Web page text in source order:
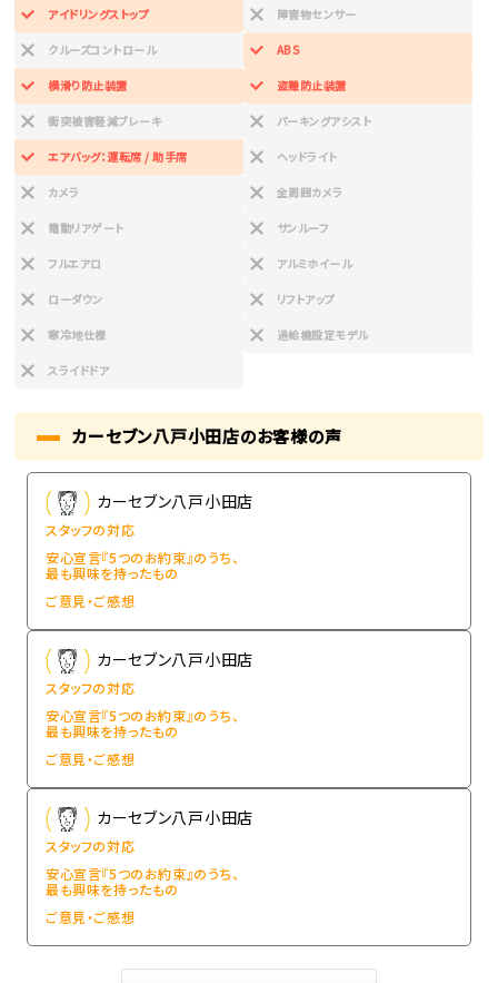
アイドリングストップ 障害物センサー
クルーズコントロール ABS
横滑り防止装置 盗難防止装置
衝突被害軽減ブレーキ パーキングアシスト
エアバッグ：運転席 / 助手席 ヘッドライト
カメラ 全周囲カメラ
電動リアゲート サンルーフ
フルエアロ アルミホイール
ローダウン リフトアップ
寒冷地仕様 過給機設定モデル
スライドドア
カーセブン八戸小田店のお客様の声
カーセブン八戸小田店
スタッフの対応
安心宣言『5つのお約束』のうち、
最も興味を持ったもの
ご意見・ご感想
カーセブン八戸小田店
スタッフの対応
安心宣言『5つのお約束』のうち、
最も興味を持ったもの
ご意見・ご感想
カーセブン八戸小田店
スタッフの対応
安心宣言『5つのお約束』のうち、
最も興味を持ったもの
ご意見・ご感想